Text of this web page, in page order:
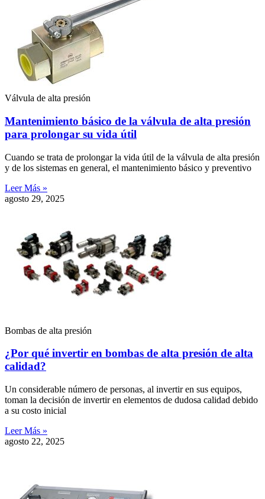
Válvula de alta presión
Mantenimiento básico de la válvula de alta presión
para prolongar su vida útil
Cuando se trata de prolongar la vida útil de la válvula de alta presión
y de los sistemas en general, el mantenimiento básico y preventivo
Leer Más »
agosto 29, 2025
Bombas de alta presión
¿Por qué invertir en bombas de alta presión de alta
calidad?
Un considerable número de personas, al invertir en sus equipos,
toman la decisión de invertir en elementos de dudosa calidad debido
a su costo inicial
Leer Más »
agosto 22, 2025